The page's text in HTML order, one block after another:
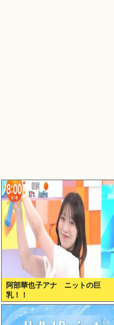
阿部華也子アナ ニットの巨
乳！！